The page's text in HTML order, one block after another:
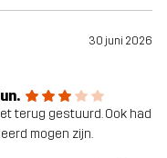
30 juni 2026
terug gestuurd. Ook had
mogen zijn.